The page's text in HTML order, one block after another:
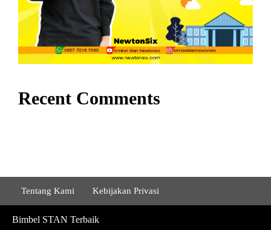
Recent Comments
Tentang Kami Kebijakan Privasi
Bimbel STAN Terbaik